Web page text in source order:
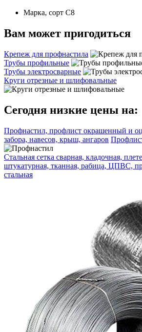
Марка, сорт С8
Вам может пригодиться
Крепеж для профнастила
Трубы профильные
Трубы электросварные
Круги отрезные и шлифовальные
Сегодня низкие цены на:
Профнастил, профлист окрашенный и
забора, навесов, крыш, ангаров
Стальная сетка сварная, кладочная,
штукатурная, тканная, рабица, ЦПВС,
стальная